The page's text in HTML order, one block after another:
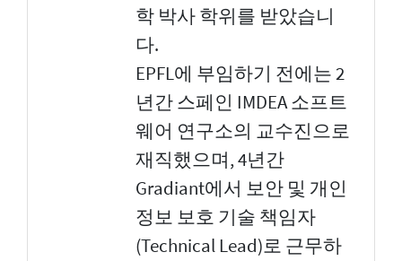
학 박사 학위를 받았습니
다.
EPFL에 부임하기 전에는 2
년간 스페인 IMDEA 소프트
웨어 연구소의 교수진으로
재직했으며, 4년간
Gradiant에서 보안 및 개인
정보 보호 기술 책임자
(Technical Lead)로 근무하